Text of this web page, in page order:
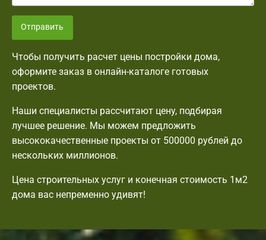
Отправить
Чтобы получить расчет цены постройки дома,
оформите заказ в онлайн-каталоге готовых
проектов.
Наши специалисты рассчитают цену, подбирая
лучшее решение. Мы можем предложить
высококачественные проекты от 500000 рублей до
нескольких миллионов.
Цена строительных услуг и конечная стоимость 1м2
дома вас непременно удивят!